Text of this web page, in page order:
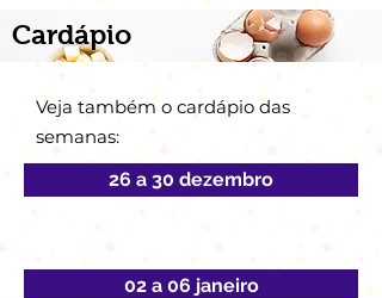
Cardápio
Veja também o cardápio das
semanas:
26 a 30 dezembro
02 a 06 janeiro